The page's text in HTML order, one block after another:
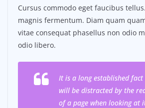
Cursus commodo eget faucibus
magnis fermentum. Diam quam
vitae consequat phasellus non odio
odio libero.
It is a long established
will be distracted by the
of a page when looking at